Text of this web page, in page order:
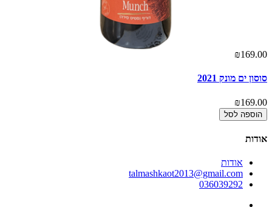
₪169.00
סוסון ים מונק 2021
₪169.00
הוספה לסל
אודות
אודות
talmashkaot2013@gmail.com
036039292